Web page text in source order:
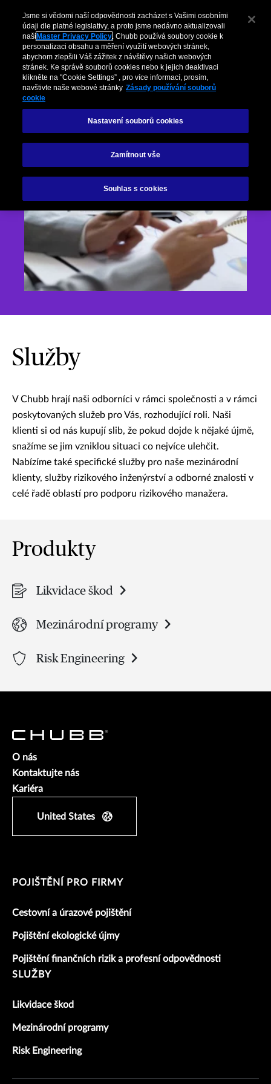
Služby
V Chubb hrají naši odborníci v rámci společnosti a v rámci
poskytovaných služeb pro Vás, rozhodující roli. Naši
klienti si od nás kupují slib, že pokud dojde k nějaké újmě,
snažíme se jim vzniklou situaci co nejvíce ulehčit.
Nabízíme také specifické služby pro naše mezinárodní
klienty, služby rizikového inženýrství a odborné znalosti v
celé řadě oblastí pro podporu rizikového manažera.
Produkty
Likvidace škod
Mezinárodní programy
Risk Engineering
O nás
Kontaktujte nás
Kariéra
United States
POJIŠTĚNÍ PRO FIRMY
Cestovní a úrazové pojištění
Pojištění ekologické újmy
Pojištění finančních rizik a profesní odpovědnosti
SLUŽBY
Likvidace škod
Mezinárodní programy
Risk Engineering
Jsme si vědomi naší odpovědnosti zacházet s Vašimi osobními
údaji dle platné legislativy, a proto jsme nedávno aktualizovali
naši Master Privacy Policy. Chubb používá soubory cookie k
personalizaci obsahu a měření využití webových stránek,
abychom zlepšili Váš zážitek z návštěvy našich webových
stránek. Ke správě souborů cookies nebo k jejich deaktivaci
klikněte na "Cookie Settings” , pro více informací, prosím,
navštivte naše webové stránky Zásady používání souborů
cookie
Nastavení souborů cookies
Zamítnout vše
Souhlas s cookies